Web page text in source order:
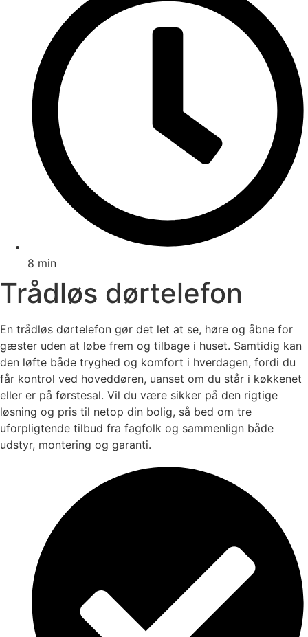
8 min
Trådløs dørtelefon
En trådløs dørtelefon gør det let at se, høre og åbne for
gæster uden at løbe frem og tilbage i huset. Samtidig kan
den løfte både tryghed og komfort i hverdagen, fordi du
får kontrol ved hoveddøren, uanset om du står i køkkenet
eller er på førstesal. Vil du være sikker på den rigtige
løsning og pris til netop din bolig, så bed om tre
uforpligtende tilbud fra fagfolk og sammenlign både
udstyr, montering og garanti.